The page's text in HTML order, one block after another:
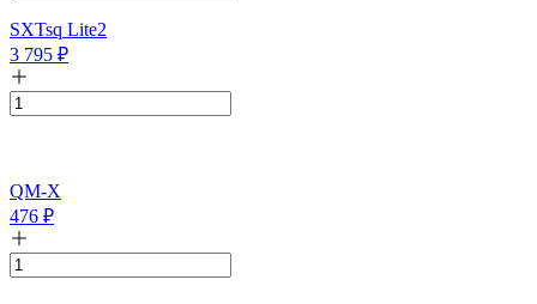
SXTsq Lite2
3 795 ₽
QM-X
476 ₽